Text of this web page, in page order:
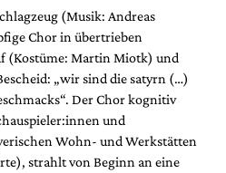
(Musik: Andreas
Chor in übertrieben
(Kostüme: Martin Miotk) und
„wir sind die satyrn (…)
Der Chor kognitiv
und
Wohn- und Werkstätten
strahlt von Beginn an eine